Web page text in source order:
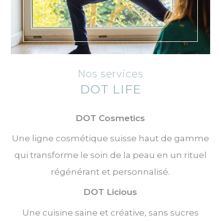
Nos services
DOT LIFE
DOT Cosmetics
Une ligne cosmétique suisse haut de gamme
qui transforme le soin de la peau en un rituel
régénérant et personnalisé.
DOT Licious
Une cuisine saine et créative, sans sucres